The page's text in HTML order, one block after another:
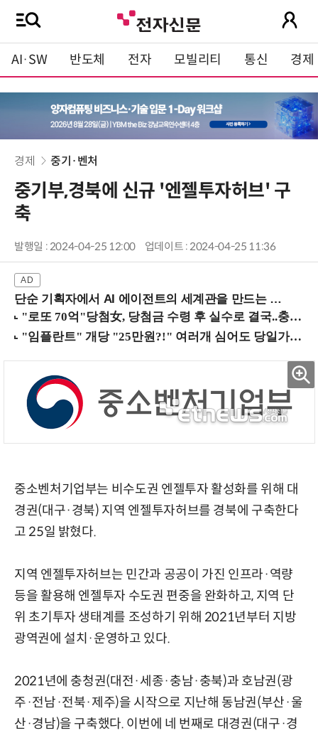
AI·SW 반도체 전자 모빌리티 통신 경제
경제 중기·벤처
중기부,경북에 신규 '엔젤투자허브' 구
축
발행일 : 2024-04-25 12:00 업데이트 : 2024-04-25 11:36
단순 기획자에서 AI 에이전트의 세계관을 만드는 지식 설계자로.. (8/20 강남역)
중소벤처기업부는 비수도권 엔젤투자 활성화를 위해 대
경권(대구·경북) 지역 엔젤투자허브를 경북에 구축한다
고 25일 밝혔다.
지역 엔젤투자허브는 민간과 공공이 가진 인프라·역량
등을 활용해 엔젤투자 수도권 편중을 완화하고, 지역 단
위 초기투자 생태계를 조성하기 위해 2021년부터 지방
광역권에 설치·운영하고 있다.
2021년에 충청권(대전·세종·충남·충북)과 호남권(광
주·전남·전북·제주)을 시작으로 지난해 동남권(부산·울
산·경남)을 구축했다. 이번에 네 번째로 대경권(대구·경